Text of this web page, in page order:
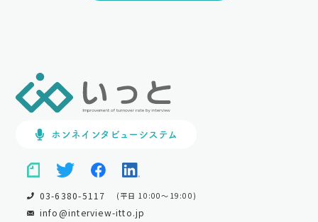
去、第三者への提供の停止）に関して、当社問合わせ窓口に申
し出ることができます。
合理的な期間内に対応いたします。
株式会社フォロアス 個人情報問合せ窓口
〒151-0051
東京都渋谷区千駄ヶ谷5-32-7 野村不動産南新宿ビル8階
ホンネインタビューシステム
03-6380-5117 (平日 10:00～19:00)
info@interview-itto.jp